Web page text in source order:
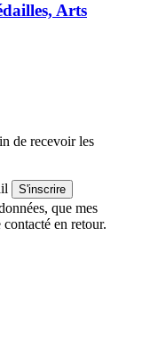
Arts
de recevoir les
S'inscrire
que mes
en retour.